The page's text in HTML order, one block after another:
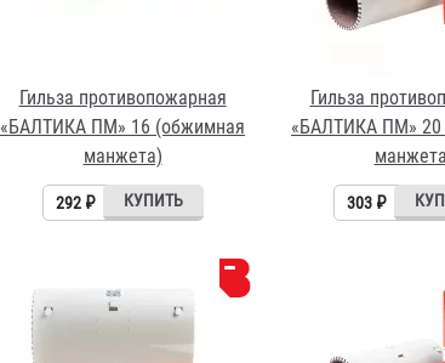
Гильза противопожарная
«БАЛТИКА ПМ» 16 (обжимная
манжета)
292 ₽
Гильза
«БАЛТИКА ПМ» 20
303 ₽